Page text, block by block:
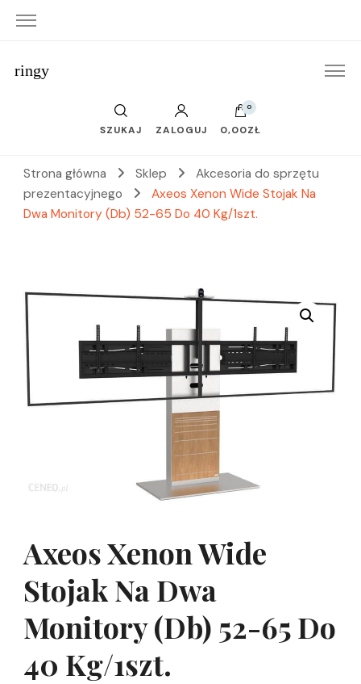
ringy
SZUKAJ ZALOGUJ
0
0,00ZŁ
Strona główna Sklep
Akcesoria do sprzętu
prezentacyjnego
Axeos Xenon Wide Stojak Na
Dwa Monitory (Db) 52-65 Do 40 Kg/1szt.
Axeos Xenon Wide
Stojak Na Dwa
Monitory (Db) 52-65 Do
40 Kg/1szt.